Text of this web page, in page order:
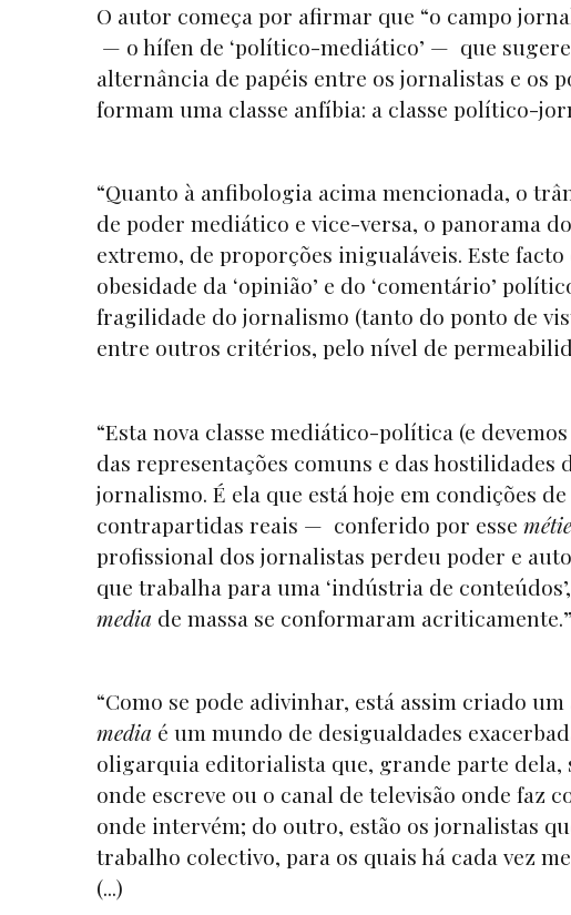
O autor começa por afirmar que “o campo
— o hífen de ‘político-mediático’ — que
alternância de papéis entre os jornalistas e os
formam uma classe anfíbia: a classe político-
“Quanto à anfibologia acima mencionada, o
de poder mediático e vice-versa, o panorama
extremo, de proporções inigualáveis. Este
obesidade da ‘opinião’ e do ‘comentário’
fragilidade do jornalismo (tanto do ponto de
entre outros critérios, pelo nível de
“Esta nova classe mediático-política (e
das representações comuns e das hostilidades
jornalismo. É ela que está hoje em condições
contrapartidas reais — conferido por esse
profissional dos jornalistas perdeu poder e
que trabalha para uma ‘indústria de
media de massa se conformaram acriticamente.”
“Como se pode adivinhar, está assim criado
media é um mundo de desigualdades
oligarquia editorialista que, grande parte
onde escreve ou o canal de televisão onde faz
onde intervém; do outro, estão os jornalistas
trabalho colectivo, para os quais há cada vez
(...)